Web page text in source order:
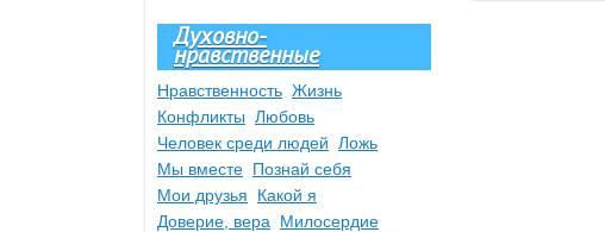
Духовно-
нравственные
Нравственность Жизнь
Конфликты Любовь
Человек среди людей Ложь
Мы вместе Познай себя
Мои друзья
Какой я
Доверие, вера
Милосердие